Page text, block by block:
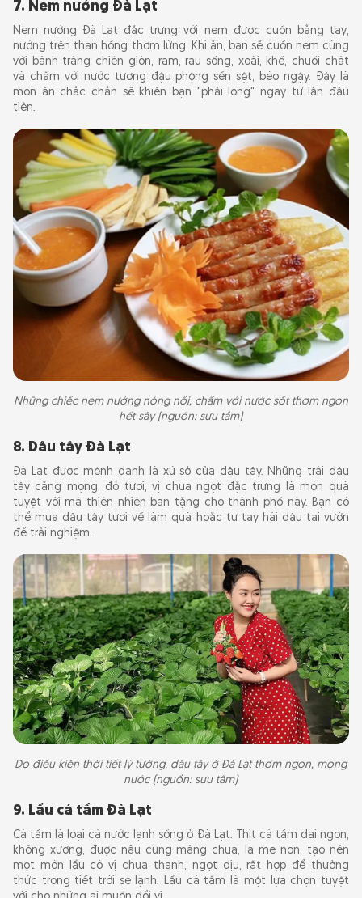
7. Nem nướng Đà Lạt
Nem nướng Đà Lạt đặc trưng với nem được cuốn bằng tay,
nướng trên than hồng thơm lừng. Khi ăn, bạn sẽ cuốn nem cùng
với bánh tráng chiên giòn, ram, rau sống, xoài, khế, chuối chát
và chấm với nước tương đậu phộng sền sệt, béo ngậy. Đây là
món ăn chắc chắn sẽ khiến bạn "phải lòng" ngay từ lần đầu
tiên.
Những chiếc nem nướng nóng nổi, chấm với nước sốt thơm ngon
hết sảy (nguồn: sưu tầm)
8. Dâu tây Đà Lạt
Đà Lạt được mệnh danh là xứ sở của dâu tây. Những trái dâu
tây căng mọng, đỏ tươi, vị chua ngọt đặc trưng là món quà
tuyệt vời mà thiên nhiên ban tặng cho thành phố này. Bạn có
thể mua dâu tây tươi về làm quà hoặc tự tay hái dâu tại vườn
để trải nghiệm.
Do điều kiện thời tiết lý tưởng, dâu tây ở Đà Lạt thơm ngon, mọng
nước (nguồn: sưu tầm)
9. Lẩu cá tầm Đà Lạt
Cá tầm là loại cá nước lạnh sống ở Đà Lạt. Thịt cá tầm dai ngon,
không xương, được nấu cùng măng chua, lá me non, tạo nên
một món lẩu có vị chua thanh, ngọt dịu, rất hợp để thưởng
thức trong tiết trời se lạnh. Lẩu cá tầm là một lựa chọn tuyệt